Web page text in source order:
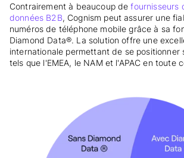
Contrairement à beaucoup defournisseurs
données B2B, Cognism peut assurer une
numéros de téléphone mobile grâce à sa
Diamond Data®. La solution offre une
internationale permettant de se positionner
tels que l'EMEA, le NAM et l'APAC en toute